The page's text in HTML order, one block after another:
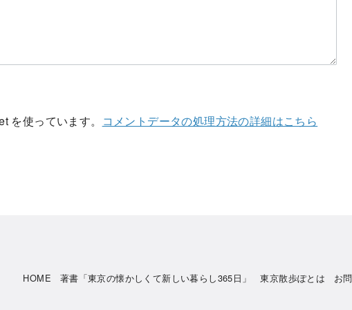
を使っています。
コメントデータの処理方法の詳細はこちら
HOME 著書「東京の懐かしくて新しい暮らし365日」 東京散歩ぽとは お